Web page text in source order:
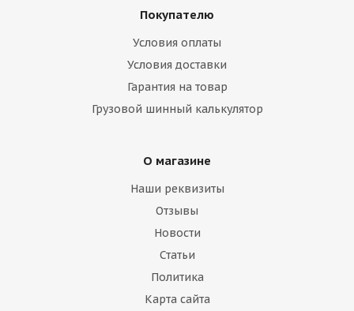
Покупателю
Условия оплаты
Условия доставки
Гарантия на товар
Грузовой шинный калькулятор
О магазине
Наши реквизиты
Отзывы
Новости
Статьи
Политика
Карта сайта